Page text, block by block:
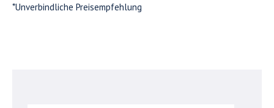
*Unverbindliche Preisempfehlung